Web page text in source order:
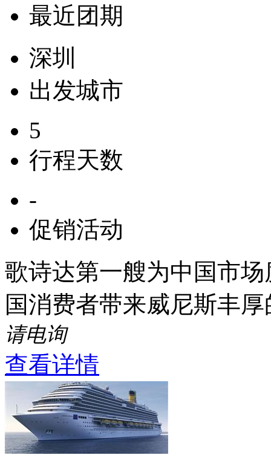
最近团期
深圳
出发城市
5
行程天数
-
促销活动
歌诗达第一艘为中国市
国消费者带来威尼斯丰
请电询
查看详情